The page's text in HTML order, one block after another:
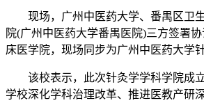
现场，广州中医药大学、番禺区卫
院(广州中医药大学番禺医院)三方签署
床医学院，现场同步为广州中医药大学
该校表示，此次针灸学学科学院成
学校深化学科治理改革、推进医教产研